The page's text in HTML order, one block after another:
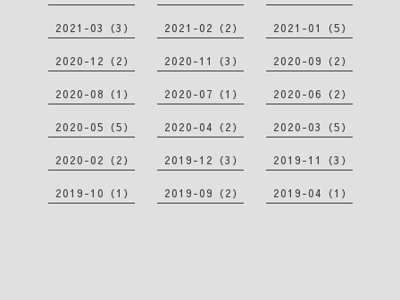
2021-03（3） 2021-02（2） 2021-01（5）
2020-12（2） 2020-11（3） 2020-09（2）
2020-08（1） 2020-07（1） 2020-06（2）
2020-05（5） 2020-04（2） 2020-03（5）
2020-02（2） 2019-12（3） 2019-11（3）
2019-10（1） 2019-09（2） 2019-04（1）